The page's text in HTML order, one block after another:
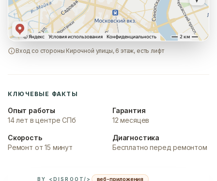
Вход со стороны Кирочной улицы, 6 этаж, есть лифт
КЛЮЧЕВЫЕ ФАКТЫ
Опыт работы
14 лет в центре СПб
Гарантия
12 месяцев
Скорость
Ремонт от 15 минут
Диагностика
Бесплатно перед ремонтом
BY <DISROOT/> веб-приложения